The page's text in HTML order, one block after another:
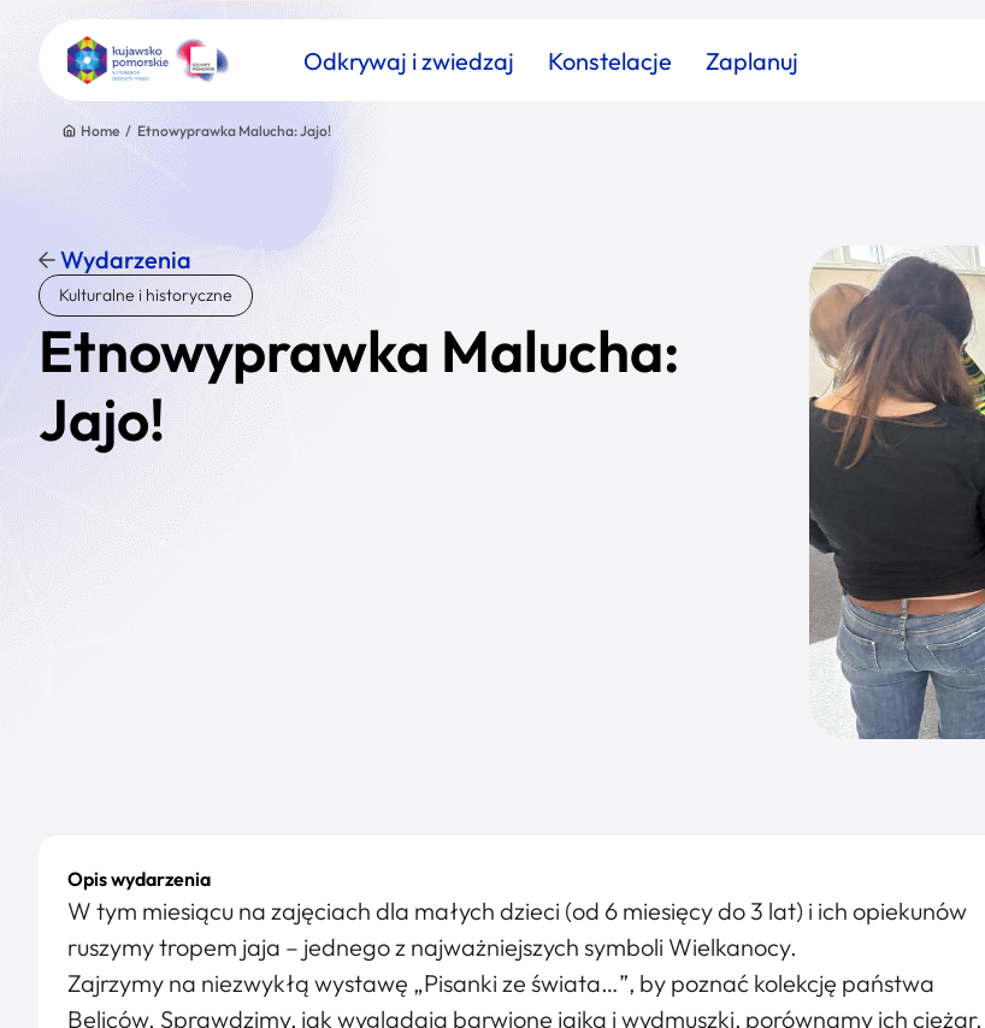
Odkrywaj i zwiedzaj Konstelacje Zaplanuj
Znajdź atrakcję
Nazwa atrakcji
Home / Etnowyprawka Malucha: Jajo!
Wydarzenia
Kulturalne i historyczne
Etnowyprawka Malucha:
Jajo!
Opis wydarzenia
W tym miesiącu na zajęciach dla małych dzieci (od 6 miesięcy do 3 lat) i ich opiekunów
ruszymy tropem jaja – jednego z najważniejszych symboli Wielkanocy.
Zajrzymy na niezwykłą wystawę „Pisanki ze świata…”, by poznać kolekcję państwa
Beliców. Sprawdzimy, jak wyglądają barwione jajka i wydmuszki, porównamy ich ciężar.